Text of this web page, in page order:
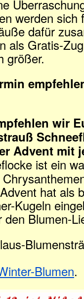
werden sich
dafür
als Gratis-
größer.
wir
Advent mit
ist ein
hat als
Kugeln
Blumen-
Blumen.